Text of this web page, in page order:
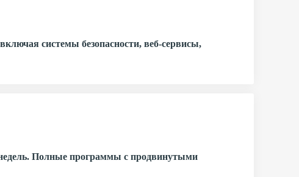
системы безопасности, веб-сервисы,
Полные программы с продвинутыми